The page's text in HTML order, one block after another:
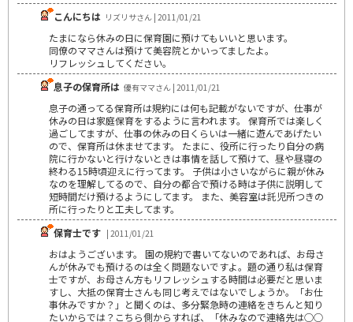
こんにちは リズリサさん | 2011/01/21
たまになら休みの日に保育園に預けてもいいと思います。
同僚のママさんは預けて美容院とかいってましたよ。
リフレッシュしてください。
息子の保育所は 優有ママさん | 2011/01/21
息子の通ってる保育所は規約には何も記載がないですが、仕事が
休みの日は家庭保育をするように言われます。 保育所では楽しく
過ごしてますが、仕事の休みの日くらいは一緒に遊んであげたい
ので、保育所は休ませてます。 たまに、役所に行ったり自分の病
院に行かないと行けないときは事情を話して預けて、昼や昼寝の
終わる15時頃迎えに行ってます。 子供は小さいながらに親が休み
なのを理解してるので、自分の都合で預ける時は子供に説明して
短時間だけ預けるようにしてます。 また、美容室は託児所つきの
所に行ったりと工夫してます。
保育士です | 2011/01/21
おはようございます。 園の規約で書いてないのであれば、お母さ
んが休みでも預けるのは全く問題ないですよ。題の通り私は保育
士ですが、お母さん方もリフレッシュする時間は必要だと思いま
すし、大抵の保育士さんも同じ考えではないでしょうか。「お仕
事休みですか？」と聞くのは、多分緊急時の連絡をきちんと知り
たいからでは？こちら側からすれば、「休みなので連絡先は○○